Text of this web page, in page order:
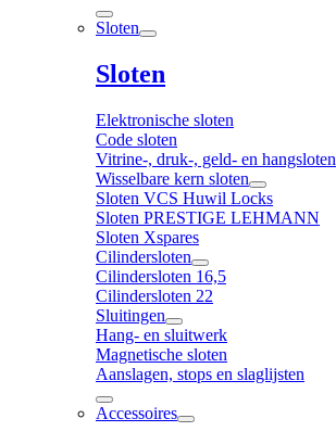
Sloten
Sloten
Elektronische sloten
Code sloten
Vitrine-, druk-, geld- en hangsloten
Wisselbare kern sloten
Sloten VCS Huwil Locks
Sloten PRESTIGE LEHMANN
Sloten Xspares
Cilindersloten
Cilindersloten 16,5
Cilindersloten 22
Sluitingen
Hang- en sluitwerk
Magnetische sloten
Aanslagen, stops en slaglijsten
Accessoires